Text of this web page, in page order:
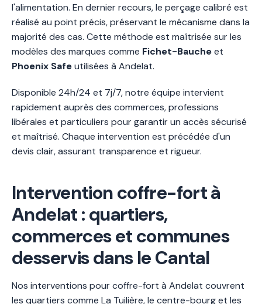
l'alimentation. En dernier recours, le perçage calibré est
réalisé au point précis, préservant le mécanisme dans la
majorité des cas. Cette méthode est maîtrisée sur les
modèles des marques comme Fichet-Baucheet
Phoenix Safeutilisées à Andelat.
Disponible 24h/24 et 7j/7, notre équipe intervient
rapidement auprès des commerces, professions
libérales et particuliers pour garantir un accès sécurisé
et maîtrisé. Chaque intervention est précédée d'un
devis clair, assurant transparence et rigueur.
Intervention coffre-fort à
Andelat : quartiers,
commerces et communes
desservis dans le Cantal
Nos interventions pour coffre-fort à Andelat couvrent
les quartiers comme La Tuilière, le centre-bourg et les